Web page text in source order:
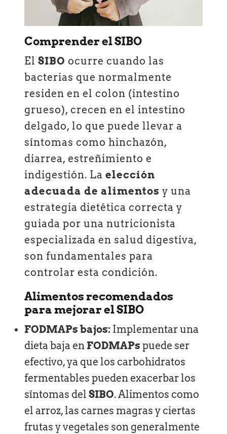
Comprender el SIBO
ElSIBO ocurre cuando las
bacterias que normalmente
residen en el colon (intestino
grueso), crecen en el intestino
delgado, lo que puede llevar a
síntomas como hinchazón,
diarrea, estreñimiento e
indigestión. Laelección
adecuada de alimentos y una
estrategia dietética correcta y
guiada por una nutricionista
especializada en salud digestiva,
son fundamentales para
controlar esta condición.
Alimentos recomendados
para mejorar el SIBO
FODMAPs bajos: Implementar una
dieta baja en FODMAPs puede ser
efectivo, ya que los carbohidratos
fermentables pueden exacerbar los
síntomas delSIBO. Alimentos como
el arroz, las carnes magras y ciertas
frutas y vegetales son generalmente